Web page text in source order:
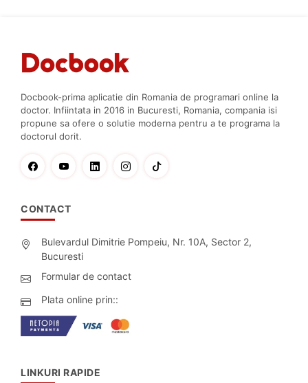
Docbook-prima aplicatie din Romania de programari online la
doctor. Infiintata in 2016 in Bucuresti, Romania, compania isi
propune sa ofere o solutie moderna pentru a te programa la
doctorul dorit.
CONTACT
Bulevardul Dimitrie Pompeiu, Nr. 10A, Sector 2,
Bucuresti
Formular de contact
Plata online prin::
LINKURI RAPIDE